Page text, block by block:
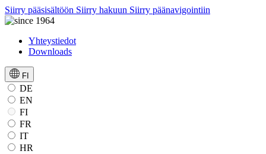
Siirry pääsisältöön Siirry hakuun Siirry päänavigointiin
Yhteystiedot
Downloads
FI
DE
EN
FI
FR
IT
HR